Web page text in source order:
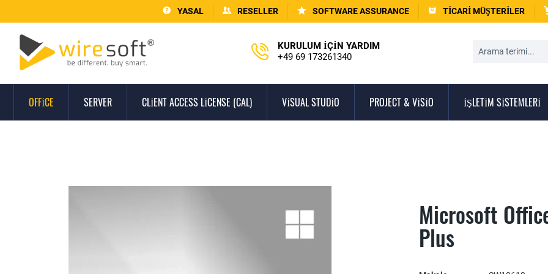
YASAL RESELLER SOFTWARE ASSURANCE TICARI MÜŞTERILER
KURULUM IÇIN YARDIM
+49 69 173261340
OFFICE SERVER CLIENT ACCESS LICENSE (CAL) VISUAL STUDIO PROJECT & VISIO İŞLETIM SISTEMLERI
Microsoft
Plus